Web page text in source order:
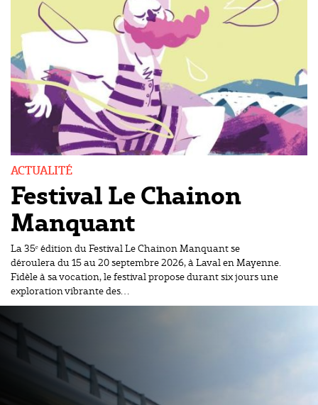
Festival Le Chainon
Manquant
ACTUALITÉ
La 35ᵉ édition du Festival Le Chainon Manquant se
déroulera du 15 au 20 septembre 2026, à Laval en Mayenne.
Fidèle à sa vocation, le festival propose durant six jours une
exploration vibrante des…